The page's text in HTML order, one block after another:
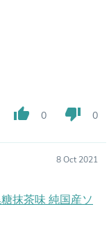
thumb_up 0 thumb_down 0
8 Oct 2021
抹茶味 純国産ソ